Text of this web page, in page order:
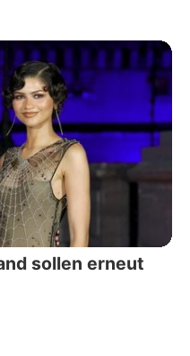
sollen erneut